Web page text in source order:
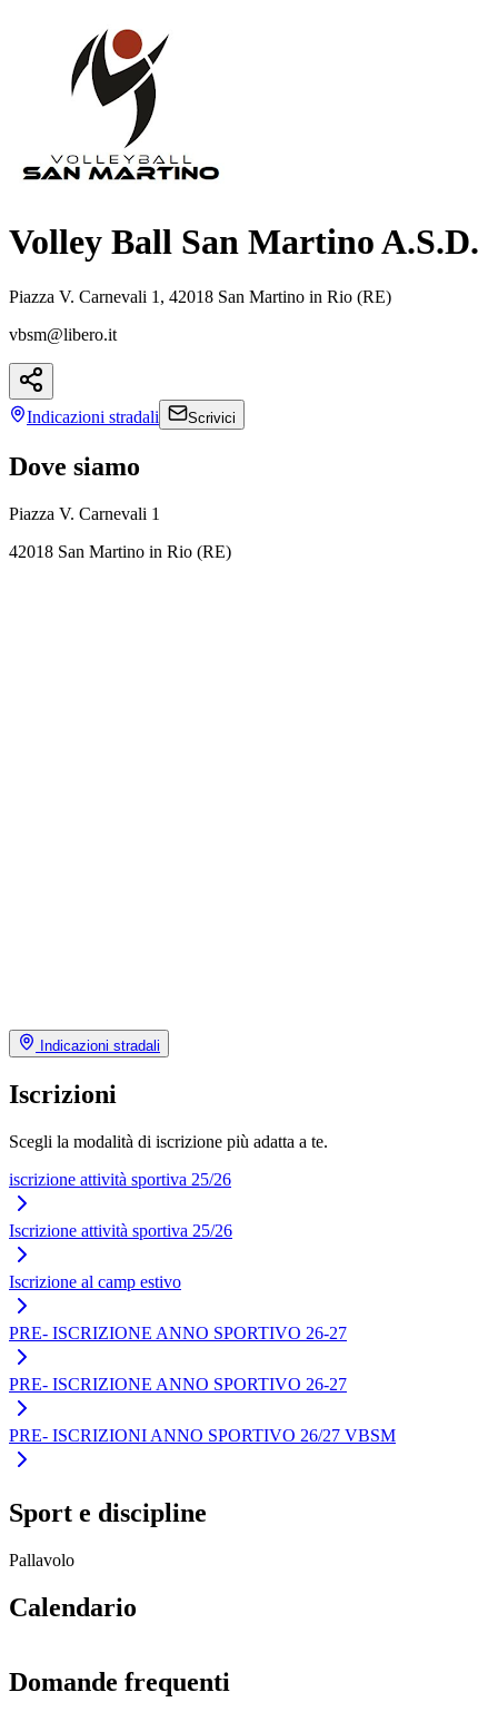
Volley Ball San Martino A.S.D.
Piazza V. Carnevali 1, 42018 San Martino in Rio (RE)
vbsm@libero.it
Indicazioni stradali Scrivici
Dove siamo
Piazza V. Carnevali 1
42018 San Martino in Rio (RE)
Indicazioni stradali
Iscrizioni
Scegli la modalità di iscrizione più adatta a te.
iscrizione attività sportiva 25/26
Iscrizione attività sportiva 25/26
Iscrizione al camp estivo
PRE- ISCRIZIONE ANNO SPORTIVO 26-27
PRE- ISCRIZIONE ANNO SPORTIVO 26-27
PRE- ISCRIZIONI ANNO SPORTIVO 26/27 VBSM
Sport e discipline
Pallavolo
Calendario
Domande frequenti